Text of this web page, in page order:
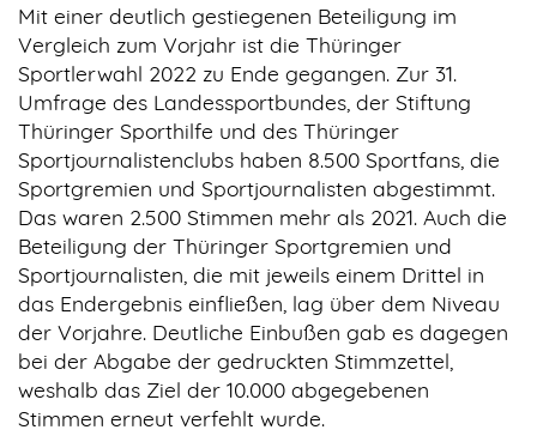
Mit einer deutlich gestiegenen Beteiligung im
Vergleich zum Vorjahr ist die Thüringer
Sportlerwahl 2022 zu Ende gegangen. Zur 31.
Umfrage des Landessportbundes, der Stiftung
Thüringer Sporthilfe und des Thüringer
Sportjournalistenclubs haben 8.500 Sportfans, die
Sportgremien und Sportjournalisten abgestimmt.
Das waren 2.500 Stimmen mehr als 2021. Auch die
Beteiligung der Thüringer Sportgremien und
Sportjournalisten, die mit jeweils einem Drittel in
das Endergebnis einfließen, lag über dem Niveau
der Vorjahre. Deutliche Einbußen gab es dagegen
bei der Abgabe der gedruckten Stimmzettel,
weshalb das Ziel der 10.000 abgegebenen
Stimmen erneut verfehlt wurde.